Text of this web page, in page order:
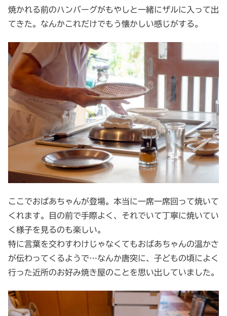
焼かれる前のハンバーグがもやしと一緒にザルに入って出
てきた。なんかこれだけでもう懐かしい感じがする。
ここでおばあちゃんが登場。本当に一席一席回って焼いて
くれます。目の前で手際よく、それでいて丁寧に焼いてい
く様子を見るのも楽しい。
特に言葉を交わすわけじゃなくてもおばあちゃんの温かさ
が伝わってくるようで…なんか唐突に、子どもの頃によく
行った近所のお好み焼き屋のことを思い出していました。